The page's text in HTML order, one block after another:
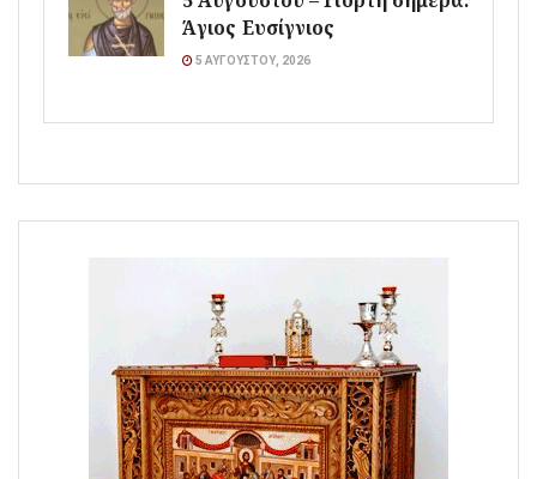
Άγιος Ευσίγνιος
5 ΑΥΓΟΎΣΤΟΥ, 2026